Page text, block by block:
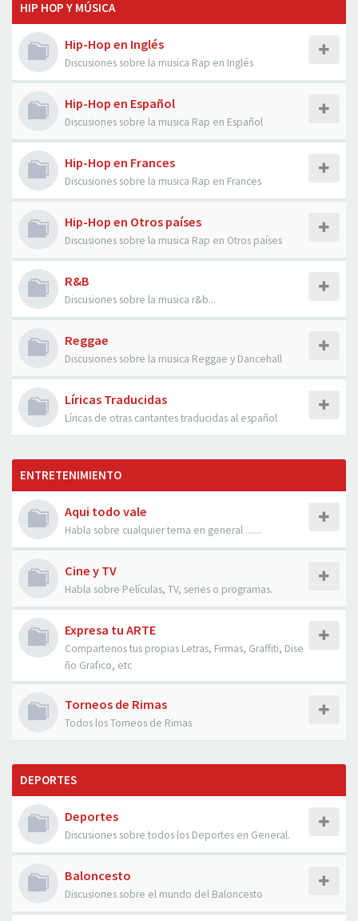
HIP HOP Y MÚSICA
Hip-Hop en Inglés
Discusiones sobre la musica Rap en Inglés
Hip-Hop en Español
Discusiones sobre la musica Rap en Español
Hip-Hop en Frances
Discusiones sobre la musica Rap en Frances
Hip-Hop en Otros países
Discusiones sobre la musica Rap en Otros países
R&B
Discusiones sobre la musica r&b...
Reggae
Discusiones sobre la musica Reggae y Dancehall
Líricas Traducidas
Líricas de otras cantantes traducidas al español
ENTRETENIMIENTO
Aqui todo vale
Habla sobre cualquier tema en general .......
Cine y TV
Habla sobre Películas, TV, series o programas.
Expresa tu ARTE
Compartenos tus propias Letras, Firmas, Graffiti, Dise
ño Grafico, etc
Torneos de Rimas
Todos los Torneos de Rimas
DEPORTES
Deportes
Discusiones sobre todos los Deportes en General.
Baloncesto
Discusiones sobre el mundo del Baloncesto